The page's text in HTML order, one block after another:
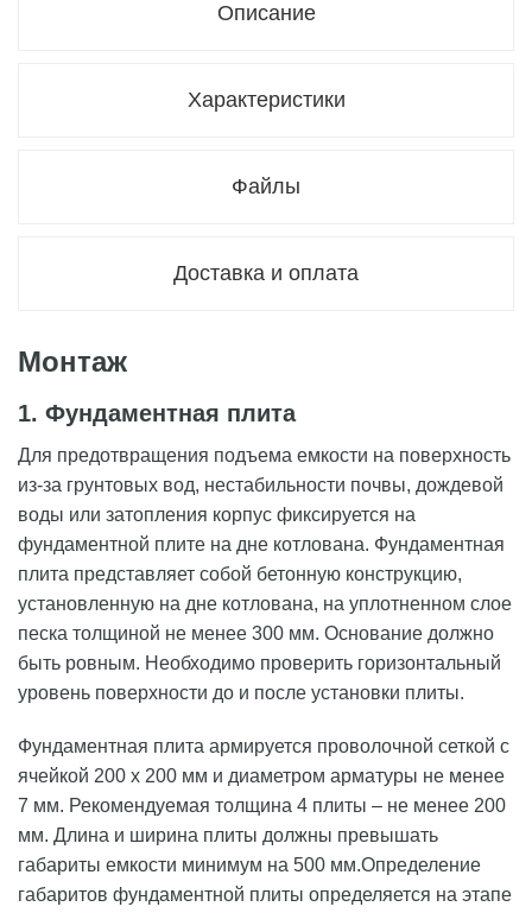
Описание
Характеристики
Файлы
Доставка и оплата
Монтаж
1. Фундаментная плита
Для предотвращения подъема емкости на поверхность
из-за грунтовых вод, нестабильности почвы, дождевой
воды или затопления корпус фиксируется на
фундаментной плите на дне котлована. Фундаментная
плита представляет собой бетонную конструкцию,
установленную на дне котлована, на уплотненном слое
песка толщиной не менее 300 мм. Основание должно
быть ровным. Необходимо проверить горизонтальный
уровень поверхности до и после установки плиты.
Фундаментная плита армируется проволочной сеткой с
ячейкой 200 х 200 мм и диаметром арматуры не менее
7 мм. Рекомендуемая толщина 4 плиты – не менее 200
мм. Длина и ширина плиты должны превышать
габариты емкости минимум на 500 мм.Определение
габаритов фундаментной плиты определяется на этапе